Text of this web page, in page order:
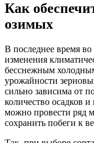
Как
озимых
В последнее время во
изменения
бесснежным
урожайности
сильно зависима от
количество осадков
можно провести ряд
сохранить побеги к